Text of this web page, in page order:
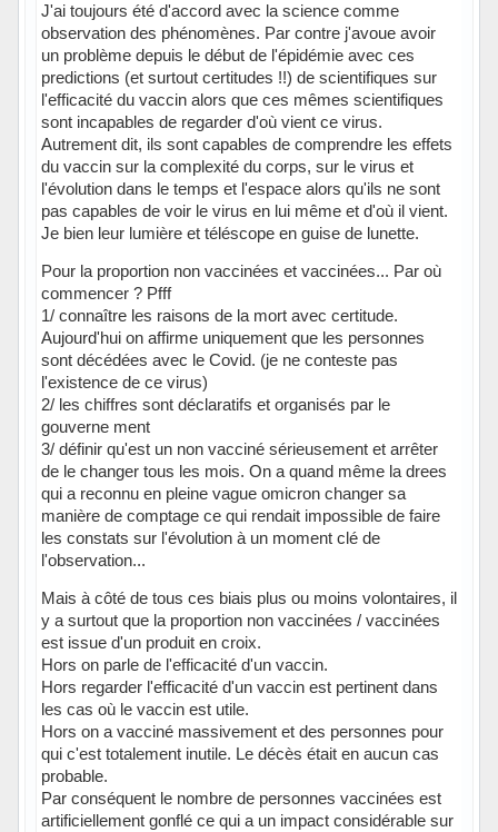
J'ai toujours été d'accord avec la science comme
observation des phénomènes. Par contre j'avoue avoir
un problème depuis le début de l'épidémie avec ces
predictions (et surtout certitudes !!) de scientifiques sur
l'efficacité du vaccin alors que ces mêmes scientifiques
sont incapables de regarder d'où vient ce virus.
Autrement dit, ils sont capables de comprendre les effets
du vaccin sur la complexité du corps, sur le virus et
l'évolution dans le temps et l'espace alors qu'ils ne sont
pas capables de voir le virus en lui même et d'où il vient.
Je bien leur lumière et téléscope en guise de lunette.
Pour la proportion non vaccinées et vaccinées... Par où
commencer ? Pfff
1/ connaître les raisons de la mort avec certitude.
Aujourd'hui on affirme uniquement que les personnes
sont décédées avec le Covid. (je ne conteste pas
l'existence de ce virus)
2/ les chiffres sont déclaratifs et organisés par le
gouverne ment
3/ définir qu'est un non vacciné sérieusement et arrêter
de le changer tous les mois. On a quand même la drees
qui a reconnu en pleine vague omicron changer sa
manière de comptage ce qui rendait impossible de faire
les constats sur l'évolution à un moment clé de
l'observation...
Mais à côté de tous ces biais plus ou moins volontaires, il
y a surtout que la proportion non vaccinées / vaccinées
est issue d'un produit en croix.
Hors on parle de l'efficacité d'un vaccin.
Hors regarder l'efficacité d'un vaccin est pertinent dans
les cas où le vaccin est utile.
Hors on a vacciné massivement et des personnes pour
qui c'est totalement inutile. Le décès était en aucun cas
probable.
Par conséquent le nombre de personnes vaccinées est
artificiellement gonflé ce qui a un impact considérable sur